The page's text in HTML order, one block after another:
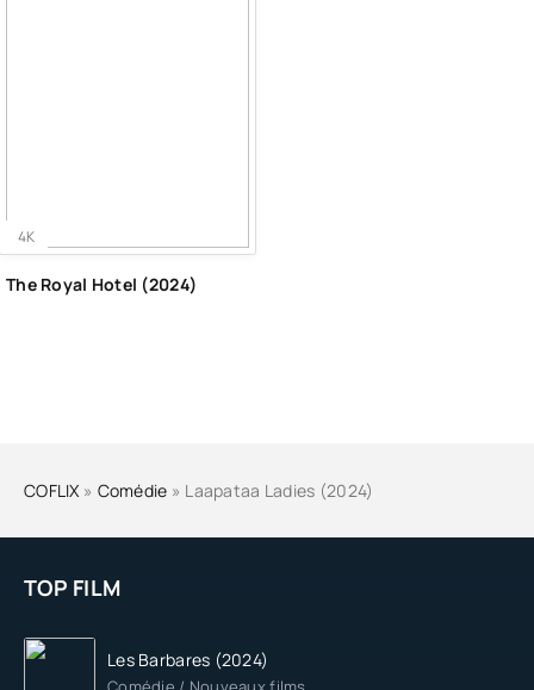
TOP FILM
Les Barbares (2024)
4K
The Royal Hotel (2024)
COFLIX » Comédie » Laapataa Ladies (2024)